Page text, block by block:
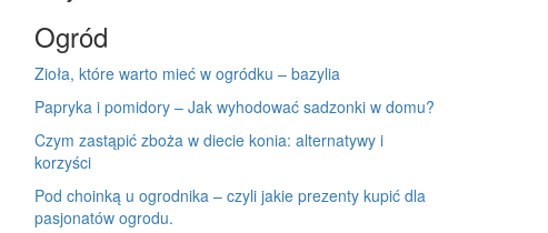
Ogród
Zioła, które warto mieć w ogródku – bazylia
Papryka i pomidory – Jak wyhodować sadzonki w domu?
Czym zastąpić zboża w diecie konia: alternatywy i
korzyści
Pod choinką u ogrodnika – czyli jakie prezenty kupić dla
pasjonatów ogrodu.